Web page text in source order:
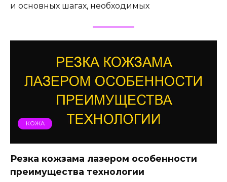
и основных шагах, необходимых
КОЖА
Резка кожзама лазером особенности
преимущества технологии